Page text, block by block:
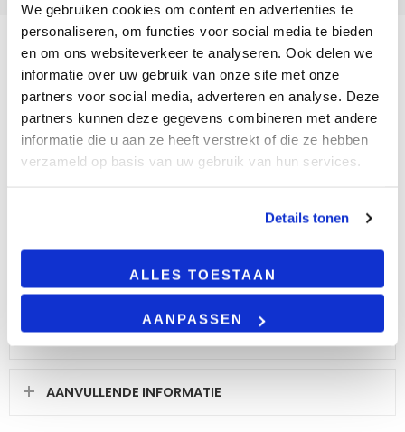
We gebruiken cookies om content en advertenties te
personaliseren, om functies voor social media te bieden
en om ons websiteverkeer te analyseren. Ook delen we
informatie over uw gebruik van onze site met onze
partners voor social media, adverteren en analyse. Deze
partners kunnen deze gegevens combineren met andere
informatie die u aan ze heeft verstrekt of die ze hebben
verzameld op basis van uw gebruik van hun services.
Details tonen
ALLES TOESTAAN
AANPASSEN
BESCHRIJVING
Product omschrijving
Dit is een LED inbouwspot armatuur met een
plaats voor één MR16spot die is voorzien van een
AANVULLENDE INFORMATIE